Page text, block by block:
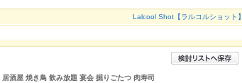
Lalcool Shot【ラルコルショット】
酒屋 焼き鳥 飲み放題 宴会 掘りごたつ 肉寿司